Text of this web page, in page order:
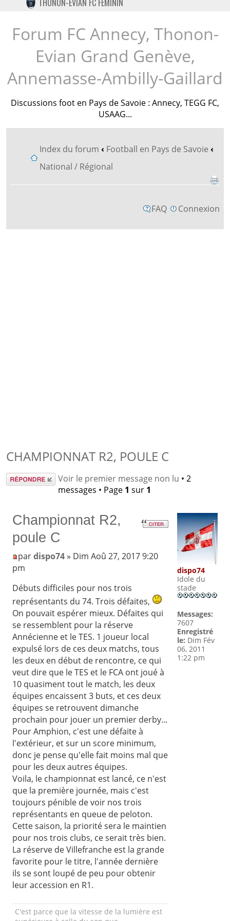
TWITTER
INSTAGRAM
THONON-EVIAN FC FÉMININ
Forum FC Annecy, Thonon-
Evian Grand Genève,
Annemasse-Ambilly-Gaillard
Discussions foot en Pays de Savoie : Annecy, TEGG FC,
USAAG...
Index du forum ‹ Football en Pays de Savoie ‹
National / Régional
FAQ Connexion
CHAMPIONNAT R2, POULE C
Répondre Voir le premier message non lu • 2
messages • Page 1 sur 1
Championnat R2,
poule C
pardispo74» Dim Aoû 27, 2017 9:20
pm
Débuts difficiles pour nos trois
représentants du 74. Trois défaites,
On pouvait espérer mieux. Défaites qui
se ressemblent pour la réserve
Annécienne et le TES. 1 joueur local
expulsé lors de ces deux matchs, tous
les deux en début de rencontre, ce qui
veut dire que le TES et le FCA ont joué à
10 quasiment tout le match, les deux
équipes encaissent 3 buts, et ces deux
équipes se retrouvent dimanche
prochain pour jouer un premier derby...
Pour Amphion, c'est une défaite à
l'extérieur, et sur un score minimum,
donc je pense qu'elle fait moins mal que
pour les deux autres équipes.
Voila, le championnat est lancé, ce n'est
que la première journée, mais c'est
toujours pénible de voir nos trois
représentants en queue de peloton.
Cette saison, la priorité sera le maintien
pour nos trois clubs, ce serait très bien.
La réserve de Villefranche est la grande
favorite pour le titre, l'année dernière
ils se sont loupé de peu pour obtenir
leur accession en R1.
C'est parce que la vitesse de la lumière est
dispo74
Idole du
stade
Messages:
7607
Enregistré
le: Dim Fév
06, 2011
1:22 pm